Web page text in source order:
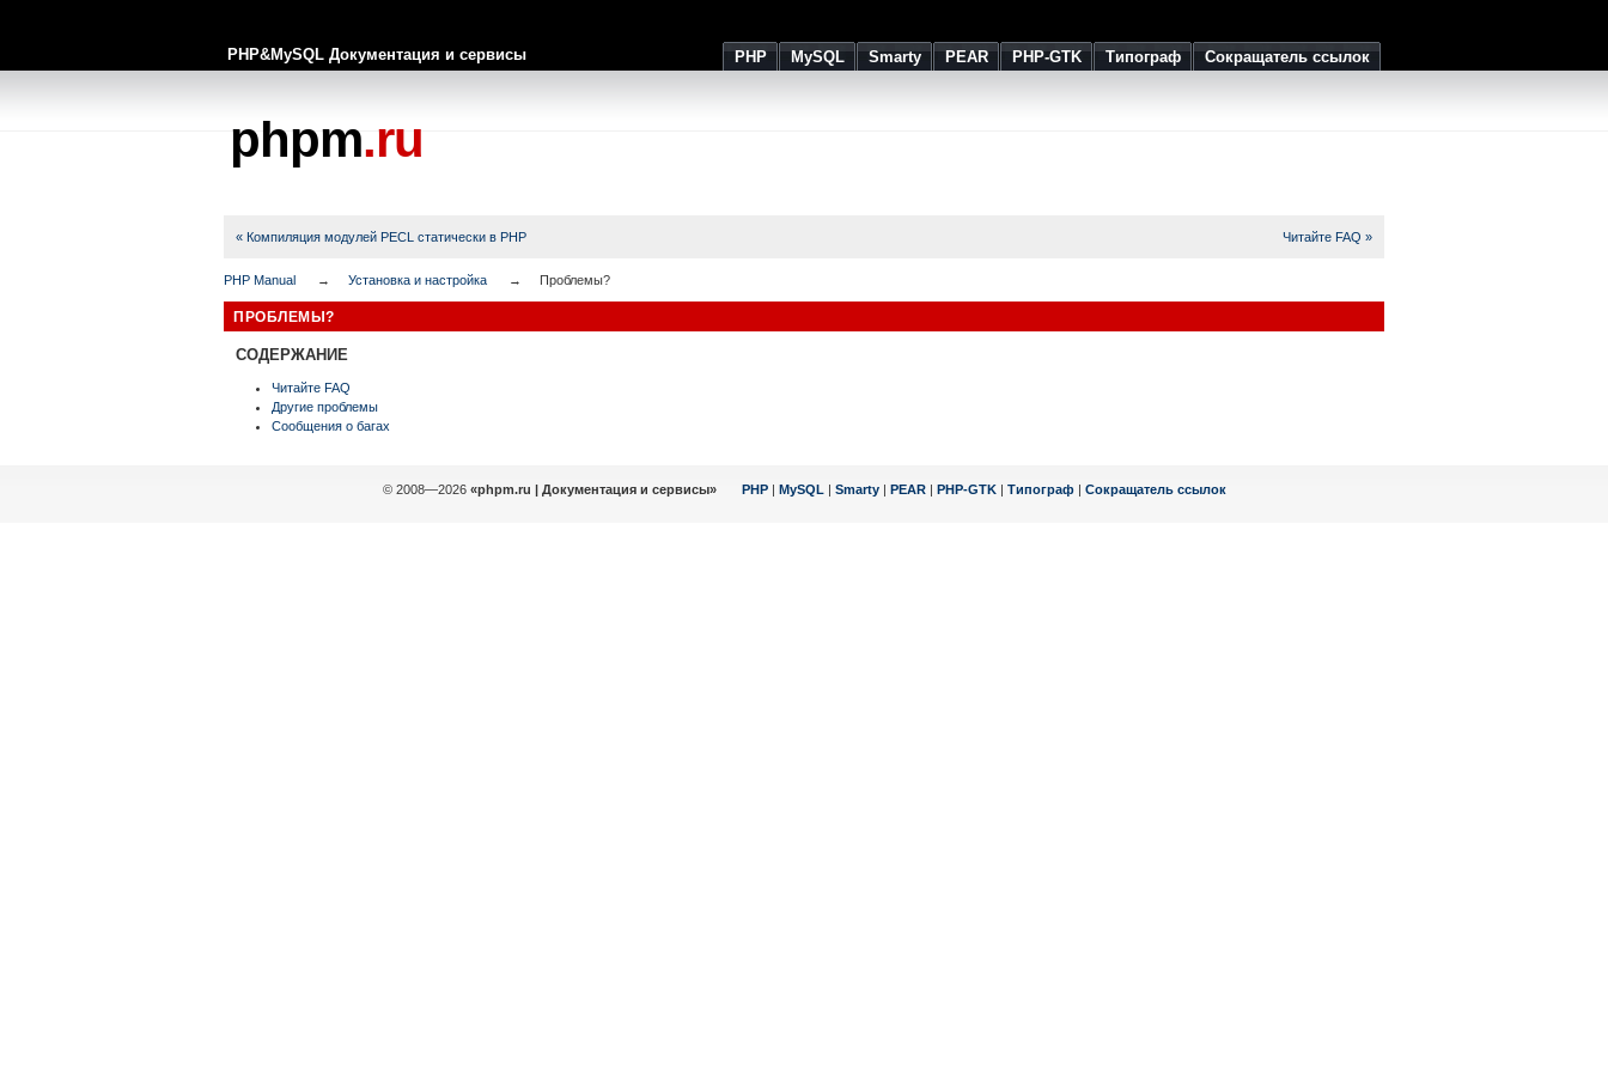
PHP&MySQL Документация и сервисы PHP MySQL Smarty PEAR PHP-GTK Типограф Сокращатель ссылок
phpm.ru
« Компиляция модулей PECL статически в PHP Читайте FAQ »
PHP Manual Установка и настройка Проблемы?
ПРОБЛЕМЫ?
СОДЕРЖАНИЕ
Читайте FAQ
Другие проблемы
Сообщения о багах
© 2008—2026 «phpm.ru | Документация и сервисы» PHP| MySQL | Smarty| PEAR| PHP-GTK| Типограф| Сокращатель ссылок